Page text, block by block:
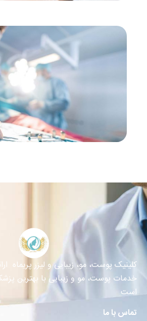
کلینیک پوست، مو، زیبایی و لیزر پریماه
خدمات پوست، مو و زیبایی با بهترین
است
تماس با ما